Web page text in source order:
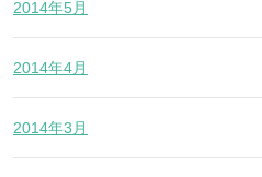
2014年5月
2014年4月
2014年3月